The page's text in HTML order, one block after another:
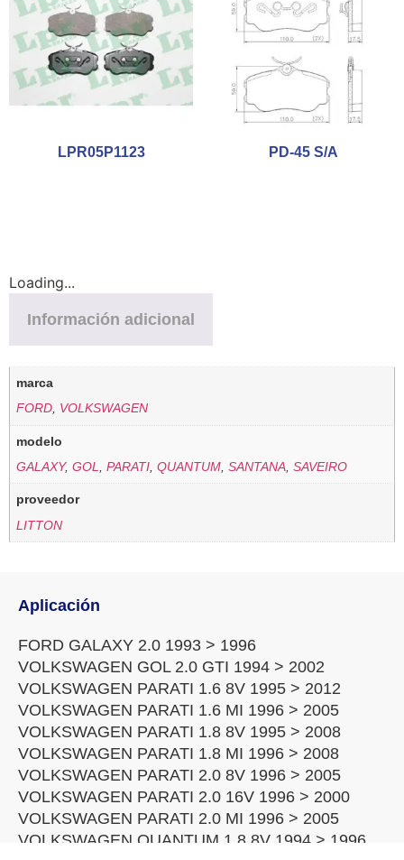
LPR05P1123 PD-45 S/A
Loading...
Información adicional
marca
FORD, VOLKSWAGEN
modelo
GALAXY,GOL ,PARATI ,QUANTUM ,SANTANA ,SAVEIRO
proveedor
LITTON
Aplicación
FORD GALAXY 2.0 1993 > 1996
VOLKSWAGEN GOL 2.0 GTI 1994 > 2002
VOLKSWAGEN PARATI 1.6 8V 1995 > 2012
VOLKSWAGEN PARATI 1.6 MI 1996 > 2005
VOLKSWAGEN PARATI 1.8 8V 1995 > 2008
VOLKSWAGEN PARATI 1.8 MI 1996 > 2008
VOLKSWAGEN PARATI 2.0 8V 1996 > 2005
VOLKSWAGEN PARATI 2.0 16V 1996 > 2000
VOLKSWAGEN PARATI 2.0 MI 1996 > 2005
VOLKSWAGEN QUANTUM 1.8 8V 1994 > 1996